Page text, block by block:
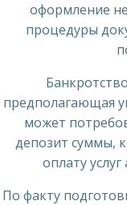
оформление
процедуры
предполагающая
может
депозит суммы,
оплату
По факту